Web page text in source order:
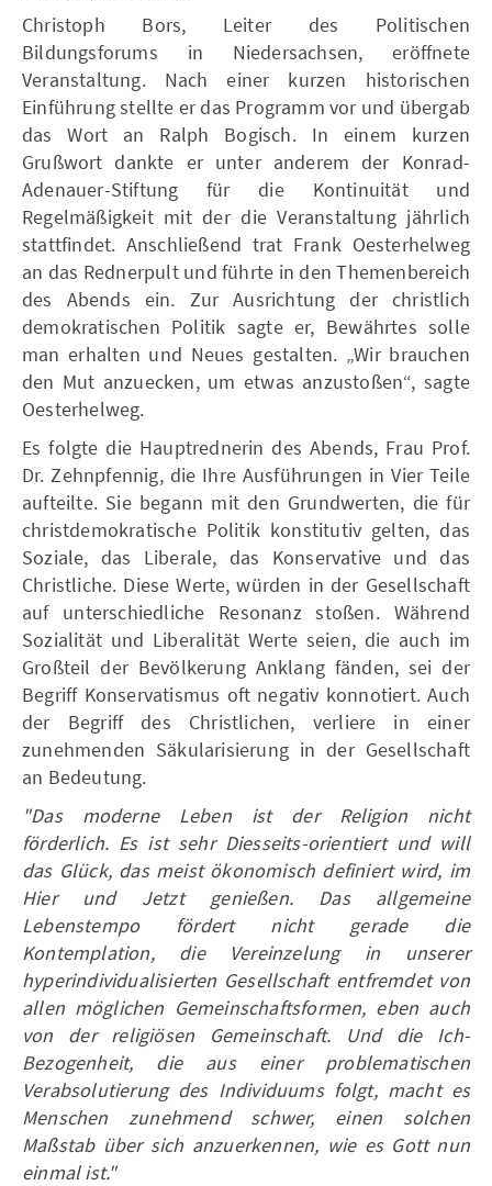
Christoph Bors, Leiter des Politischen
Bildungsforums in Niedersachsen, eröffnete
Veranstaltung. Nach einer kurzen historischen
Einführung stellte er das Programm vor und übergab
das Wort an Ralph Bogisch. In einem kurzen
Grußwort dankte er unter anderem der Konrad-
Adenauer-Stiftung für die Kontinuität und
Regelmäßigkeit mit der die Veranstaltung jährlich
stattfindet. Anschließend trat Frank Oesterhelweg
an das Rednerpult und führte in den Themenbereich
des Abends ein. Zur Ausrichtung der christlich
demokratischen Politik sagte er, Bewährtes solle
man erhalten und Neues gestalten. „Wir brauchen
den Mut anzuecken, um etwas anzustoßen“, sagte
Oesterhelweg.
Es folgte die Hauptrednerin des Abends, Frau Prof.
Dr. Zehnpfennig, die Ihre Ausführungen in Vier Teile
aufteilte. Sie begann mit den Grundwerten, die für
christdemokratische Politik konstitutiv gelten, das
Soziale, das Liberale, das Konservative und das
Christliche. Diese Werte, würden in der Gesellschaft
auf unterschiedliche Resonanz stoßen. Während
Sozialität und Liberalität Werte seien, die auch im
Großteil der Bevölkerung Anklang fänden, sei der
Begriff Konservatismus oft negativ konnotiert. Auch
der Begriff des Christlichen, verliere in einer
zunehmenden Säkularisierung in der Gesellschaft
an Bedeutung.
"Das moderne Leben ist der Religion nicht
förderlich. Es ist sehr Diesseits-orientiert und will
das Glück, das meist ökonomisch definiert wird, im
Hier und Jetzt genießen. Das allgemeine
Lebenstempo fördert nicht gerade die
Kontemplation, die Vereinzelung in unserer
hyperindividualisierten Gesellschaft entfremdet von
allen möglichen Gemeinschaftsformen, eben auch
von der religiösen Gemeinschaft. Und die Ich-
Bezogenheit, die aus einer problematischen
Verabsolutierung des Individuums folgt, macht es
Menschen zunehmend schwer, einen solchen
Maßstab über sich anzuerkennen, wie es Gott nun
einmal ist."